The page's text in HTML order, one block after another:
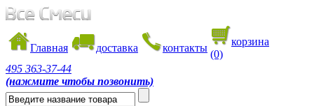
Главная доставка контакты
корзина
(0)
495 363-37-44
(нажмите чтобы позвонить)